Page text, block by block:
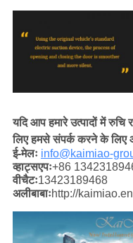
यदि आप हमारे उत्पादों में
लिए हमसे संपर्क करने के लिए
ई-मेलः info@kaimiao-
व्हाट्सएपः+86
वीचैटः13423189468
अलीबाबाःhttp://